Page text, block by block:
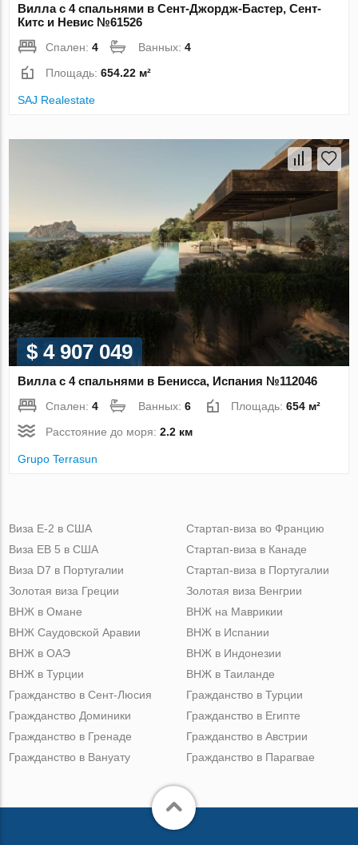
Вилла с 4 спальнями в Сент-Джордж-Бастер, Сент-
Китс и Невис №61526
Спален:4 Ванных:4
Площадь:654.22 м²
SAJ Realestate
$ 4 907 049
Вилла с 4 спальнями в Бенисса, Испания №112046
Спален:4 Ванных:6 Площадь:654 м²
Расстояние до моря:2.2 км
Grupo Terrasun
Виза Е-2 в США
Виза ЕВ 5 в США
Виза D7 в Португалии
Золотая виза Греции
Стартап-виза во Францию
Стартап-виза в Канаде
Стартап-виза в Португалии
Золотая виза Венгрии
ВНЖ в Омане
ВНЖ Саудовской Аравии
ВНЖ в ОАЭ
ВНЖ в Турции
ВНЖ на Маврикии
ВНЖ в Испании
ВНЖ в Индонезии
ВНЖ в Таиланде
Гражданство в Сент-Люсия
Гражданство Доминики
Гражданство в Гренаде
Гражданство в Вануату
Гражданство в Турции
Гражданство в Египте
Гражданство в Австрии
Гражданство в Парагвае